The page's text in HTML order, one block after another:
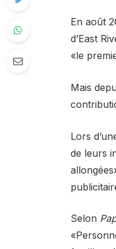
En août
d’East
«le
Mais
Lors
de leurs
Selon